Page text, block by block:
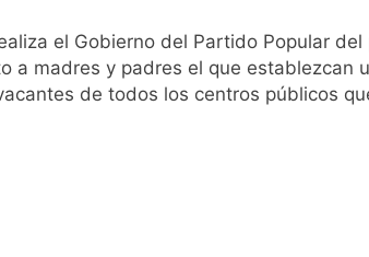
el Gobierno del Partido Popular
a madres y padres el que establezcan
de todos los centros públicos